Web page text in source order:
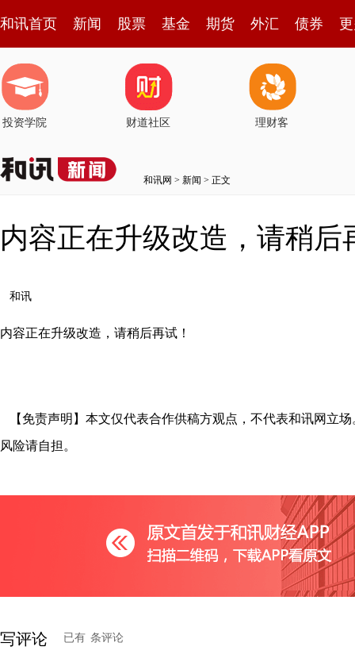
和讯首页 新闻 股票 基金 期货 外汇 债券
投资学院 财道社区 理财客
和讯网 > 新闻 > 正文
内容正在升级改造，请稍后
和讯
内容正在升级改造，请稍后再试！
【免责声明】本文仅代表合作供稿方观点，不代表和讯网立
风险请自担。
写评论 已有 条评论